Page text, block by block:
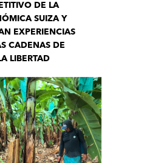
DE LA
SUIZA Y
EXPERIENCIAS
CADENAS DE
LIBERTAD